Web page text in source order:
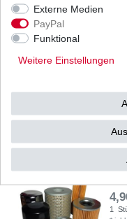
1
1
Externe Medien
PayPal
Funktional
Weitere Einstellungen